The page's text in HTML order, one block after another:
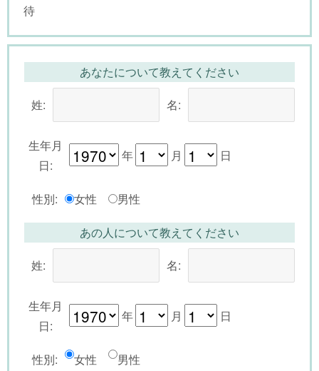
待
あなたについて教えてください
姓:
名:
生年月
日:
年 月 日
性別: 女性 男性
あの人について教えてください
姓:
名:
生年月
日:
年 月 日
性別: 女性 男性